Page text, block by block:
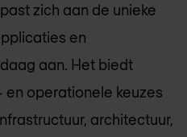
zich aan de unieke
en
aan. Het biedt
operationele keuzes
architectuur,